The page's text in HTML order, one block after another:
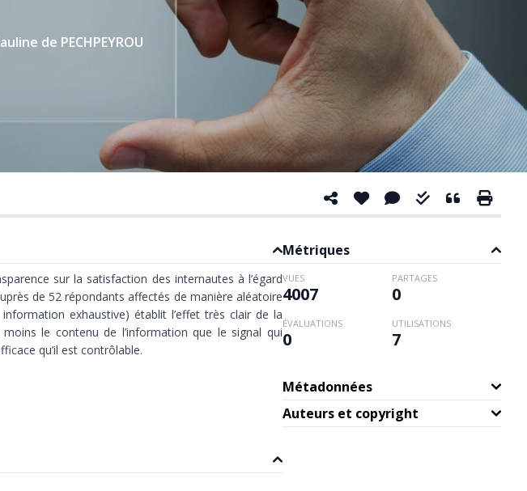
de PECHPEYROU
sur la satisfaction des internautes à l’égard
de 52 répondants affectés de manière aléatoire
exhaustive) établit l’effet très clair de la
le contenu de l’information que le signal qui
qu’il est contrôlable.
Métriques
VUES
4007
PARTAGES
0
ÉVALUATIONS
0
UTILISATIONS
7
Métadonnées
Auteurs et copyright